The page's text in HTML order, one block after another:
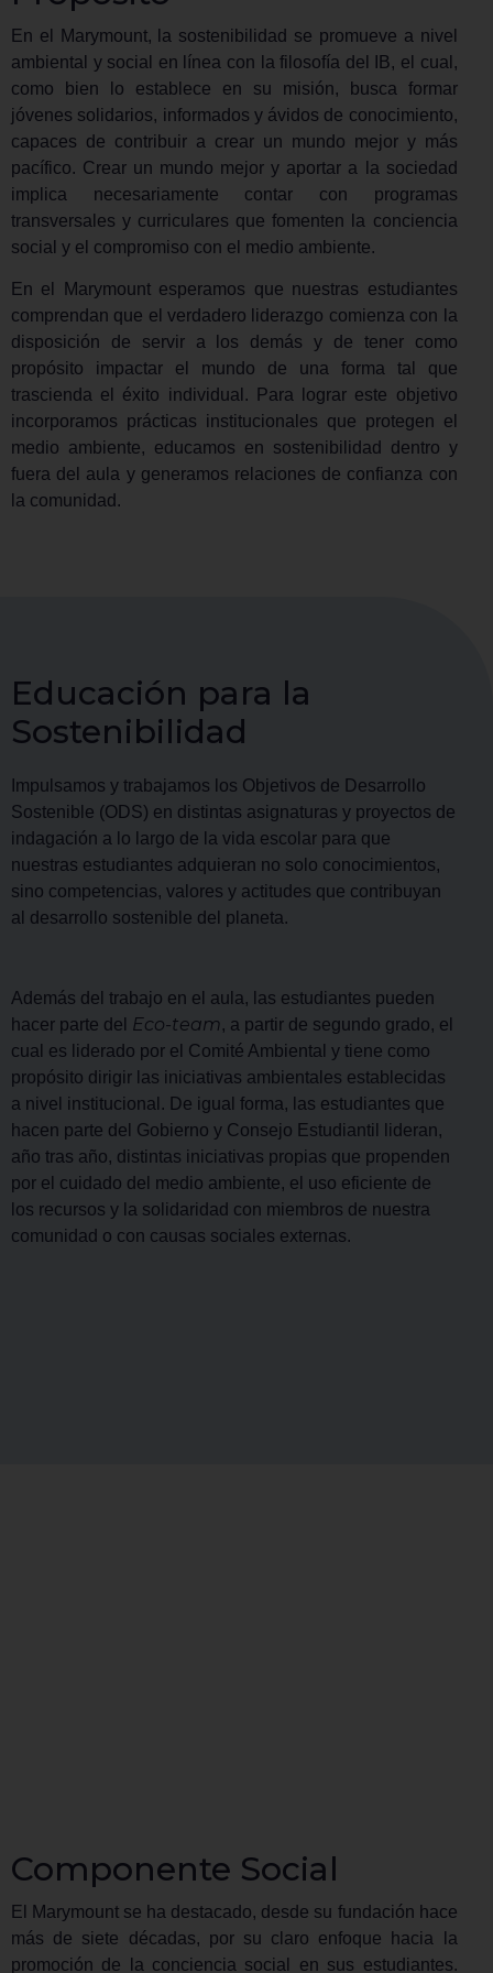
En el Marymount, la sostenibilidad se promueve a nivel
ambiental y social en línea con la filosofía del IB, el cual,
como bien lo establece en su misión, busca formar
jóvenes solidarios, informados y ávidos de conocimiento,
capaces de contribuir a crear un mundo mejor y más
pacífico. Crear un mundo mejor y aportar a la sociedad
implica necesariamente contar con programas
transversales y curriculares que fomenten la conciencia
social y el compromiso con el medio ambiente.
En el Marymount esperamos que nuestras estudiantes
comprendan que el verdadero liderazgo comienza con la
disposición de servir a los demás y de tener como
propósito impactar el mundo de una forma tal que
trascienda el éxito individual. Para lograr este objetivo
incorporamos prácticas institucionales que protegen el
medio ambiente, educamos en sostenibilidad dentro y
fuera del aula y generamos relaciones de confianza con
la comunidad.
Educación para la
Sostenibilidad
Impulsamos y trabajamos los Objetivos de Desarrollo
Sostenible (ODS) en distintas asignaturas y proyectos de
indagación a lo largo de la vida escolar para que
nuestras estudiantes adquieran no solo conocimientos,
sino competencias, valores y actitudes que contribuyan
al desarrollo sostenible del planeta.
Además del trabajo en el aula, las estudiantes pueden
hacer parte del Eco-team, a partir de segundo grado, el
cual es liderado por el Comité Ambiental y tiene como
propósito dirigir las iniciativas ambientales establecidas
a nivel institucional. De igual forma, las estudiantes que
hacen parte del Gobierno y Consejo Estudiantil lideran,
año tras año, distintas iniciativas propias que propenden
por el cuidado del medio ambiente, el uso eficiente de
los recursos y la solidaridad con miembros de nuestra
comunidad o con causas sociales externas.
Componente Social
El Marymount se ha destacado, desde su fundación hace
más de siete décadas, por su claro enfoque hacia la
promoción de la conciencia social en sus estudiantes.